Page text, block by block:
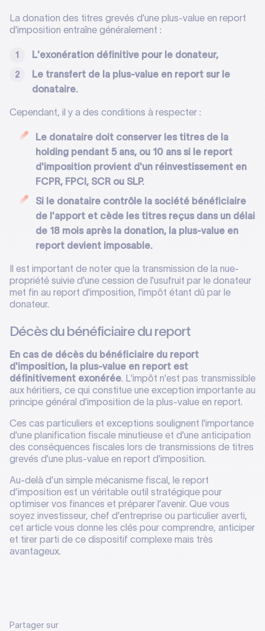
La donation des titres grevés d'une plus-value en report
d'imposition entraîne généralement :
L'exonération définitive pour le donateur,
Le transfert de la plus-value en report sur le
donataire.
Cependant, il y a des conditions à respecter :
Le donataire doit conserver les titres de la
holding pendant 5 ans, ou 10 ans si le report
d'imposition provient d'un réinvestissement en
FCPR, FPCI, SCR ou SLP.
Si le donataire contrôle la société bénéficiaire
de l'apport et cède les titres reçus dans un délai
de 18 mois après la donation, la plus-value en
report devient imposable.
Il est important de noter que la transmission de la nue-
propriété suivie d'une cession de l'usufruit par le donateur
met fin au report d'imposition, l'impôt étant dû par le
donateur.
Décès du bénéficiaire du report
En cas de décès du bénéficiaire du report
d'imposition, la plus-value en report est
définitivement exonérée. L'impôt n'est pas transmissible
aux héritiers, ce qui constitue une exception importante au
principe général d'imposition de la plus-value en report.
Ces cas particuliers et exceptions soulignent l'importance
d'une planification fiscale minutieuse et d'une anticipation
des conséquences fiscales lors de transmissions de titres
grevés d'une plus-value en report d'imposition.
Au-delà d’un simple mécanisme fiscal, le report
d’imposition est un véritable outil stratégique pour
optimiser vos finances et préparer l’avenir. Que vous
soyez investisseur, chef d’entreprise ou particulier averti,
cet article vous donne les clés pour comprendre, anticiper
et tirer parti de ce dispositif complexe mais très
avantageux.
Partager sur